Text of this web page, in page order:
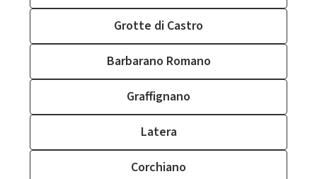
Grotte di Castro
Barbarano Romano
Graffignano
Latera
Corchiano